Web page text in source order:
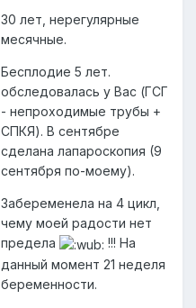
30 лет, нерегулярные
месячные.
Бесплодие 5 лет.
обследовалась у Вас (ГСГ
- непроходимые трубы +
СПКЯ). В сентябре
сделана лапароскопия (9
сентября по-моему).
Забеременела на 4 цикл,
чему моей радости нет
предела
!!! На
данный момент 21 неделя
беременности.